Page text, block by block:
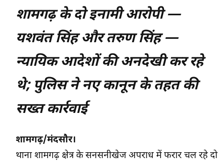
शामगढ़ के दो इनामी आरोपी —
यशवंत सिंह और तरुण सिंह —
न्यायिक आदेशों की अनदेखी कर रहे
थे; पुलिस ने नए कानून के तहत की
सख्त कार्रवाई
शामगढ़/मंदसौर।
थाना शामगढ़ क्षेत्र के सनसनीखेज अपराध में फरार चल रहे दो